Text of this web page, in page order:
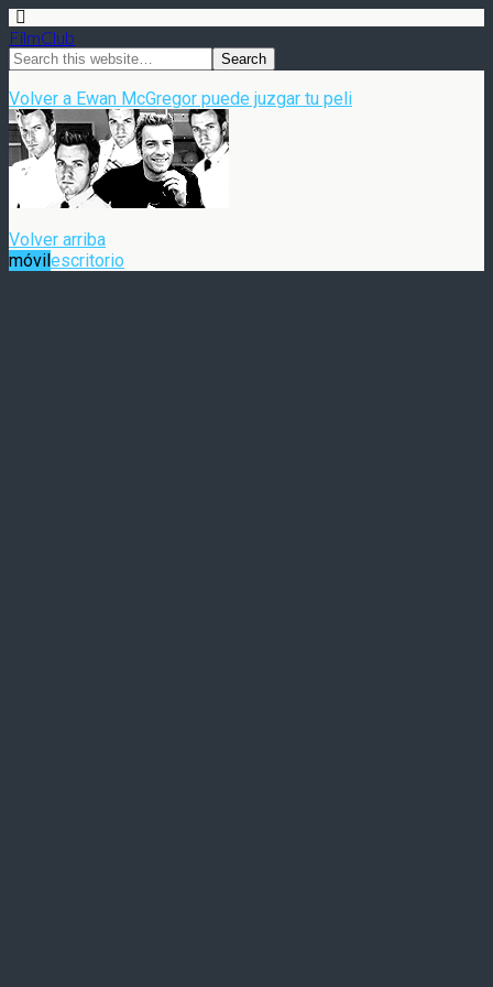
FilmClub
Volver a Ewan McGregor puede juzgar tu peli
Volver arriba
móvilescritorio